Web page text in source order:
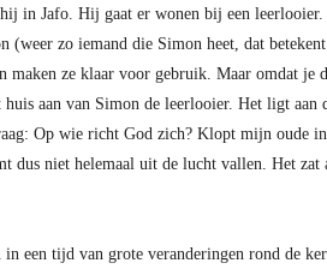
in Jafo. Hij gaat er wonen bij een leerlooier.
(weer zo iemand die Simon heet, dat
maken ze klaar voor gebruik. Maar omdat je
huis aan van Simon de leerlooier. Het ligt
Op wie richt God zich? Klopt mijn oude
dus niet helemaal uit de lucht vallen. Het zat
een tijd van grote veranderingen rond de